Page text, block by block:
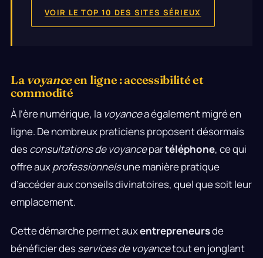
VOIR LE TOP 10 DES SITES SÉRIEUX
La voyanceen ligne : accessibilité et
commodité
À l’ère numérique, la voyancea également migré en
ligne. De nombreux praticiens proposent désormais
desconsultations de voyancepartéléphone, ce qui
offre auxprofessionnelsune manière pratique
d’accéder aux conseils divinatoires, quel que soit leur
emplacement.
Cette démarche permet auxentrepreneursde
bénéficier desservices de voyancetout en jonglant